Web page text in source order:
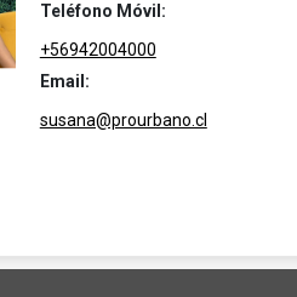
Teléfono Móvil:
+56942004000
Email:
susana@prourbano.cl